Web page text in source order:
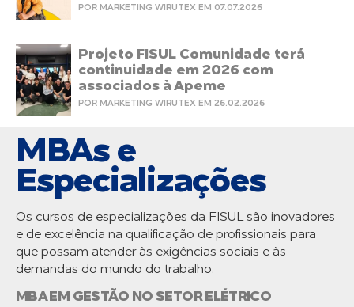
POR MARKETING WIRUTEX EM 07.07.2026
Projeto FISUL Comunidade terá
continuidade em 2026 com
associados à Apeme
POR MARKETING WIRUTEX EM 26.02.2026
MBAs e
Especializações
Os cursos de especializações da FISUL são inovadores
e de excelência na qualificação de profissionais para
que possam atender às exigências sociais e às
demandas do mundo do trabalho.
MBA EM GESTÃO NO SETOR ELÉTRICO